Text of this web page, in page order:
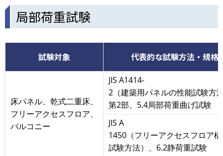
局部荷重試験
試験対象 代表的な試験方法・規格
床パネル、乾式二重床、
フリーアクセスフロア、
バルコニー
JIS A1414-
2（建築用パネルの性能試験方
第2部、5.4局部荷重曲げ試験
JIS A
1450（フリーアクセスフロア
試験方法）、6.2静荷重試験